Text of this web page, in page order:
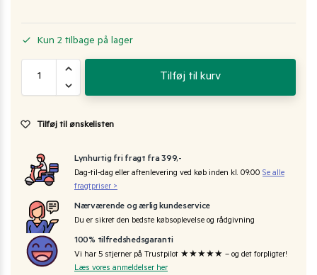
Kun 2 tilbage på lager
Tilføj til kurv
Tilføj til ønskelisten
Lynhurtig fri fragt fra 399,-
Dag-til-dag eller aftenlevering ved køb inden kl. 09:00 Se alle
fragtpriser >
Nærværende og ærlig kundeservice
Du er sikret den bedste købsoplevelse og rådgivning
100% tilfredshedsgaranti
Vi har 5 stjerner på Trustpilot ★★★★★ – og det forpligter!
Læs vores anmeldelser her